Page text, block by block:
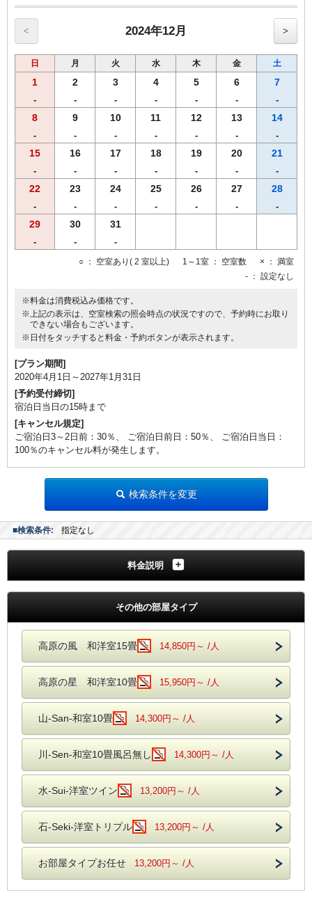
< 2024年12月 >
日 月 火 水 木 金 土
1
-
2
-
3
-
4
-
5
-
6
-
7
-
8
-
9
-
10
-
11
-
12
-
13
-
14
-
15
-
16
-
17
-
18
-
19
-
20
-
21
-
22
-
23
-
24
-
25
-
26
-
27
-
28
-
29
-
30
-
31
-
○ ： 空室あり( 2 室以上) 1～1室 ： 空室数 × ： 満室
- ： 設定なし
※料金は消費税込み価格です。
※上記の表示は、空室検索の照会時点の状況ですので、予約時にお取り
できない場合もございます。
※日付をタッチすると料金・予約ボタンが表示されます。
[プラン期間]
2020年4月1日～2027年1月31日
[予約受付締切]
宿泊日当日の15時まで
[キャンセル規定]
ご宿泊日3～2日前：30％、 ご宿泊日前日：50％、 ご宿泊日当日：
100％のキャンセル料が発生します。
検索条件を変更
■検索条件: 指定なし
料金説明
その他の部屋タイプ
高原の風 和洋室15畳 14,850円～ /人
高原の星 和洋室10畳 15,950円～ /人
山-San-和室10畳 14,300円～ /人
川-Sen-和室10畳風呂無し 14,300円～ /人
水-Sui-洋室ツイン 13,200円～ /人
石-Seki-洋室トリプル 13,200円～ /人
お部屋タイプお任せ 13,200円～ /人